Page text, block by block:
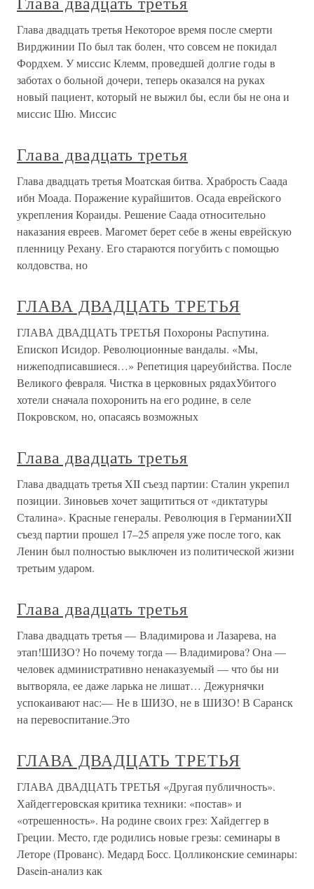
Глава двадцать третья Некоторое время после смерти
Вирджинии По был так болен, что совсем не покидал
Фордхем. У миссис Клемм, проведшей долгие годы в
заботах о больной дочери, теперь оказался на руках
новый пациент, который не выжил бы, если бы не она и
миссис Шю. Миссис
Глава двадцать третья
Глава двадцать третья Моатская битва. Храбрость Саада
ибн Моада. Поражение курайшитов. Осада еврейского
укрепления Кораиды. Решение Саада относительно
наказания евреев. Магомет берет себе в жены еврейскую
пленницу Рехану. Его стараются погубить с помощью
колдовства, но
ГЛАВА ДВАДЦАТЬ ТРЕТЬЯ
ГЛАВА ДВАДЦАТЬ ТРЕТЬЯ Похороны Распутина.
Епископ Исидор. Революционные вандалы. «Мы,
нижеподписавшиеся…» Репетиция цареубийства. После
Великого февраля. Чистка в церковных рядахУбитого
хотели сначала похоронить на его родине, в селе
Покровском, но, опасаясь возможных
Глава двадцать третья
Глава двадцать третья XII съезд партии: Сталин укрепил
позиции. Зиновьев хочет защититься от «диктатуры
Сталина». Красные генералы. Революция в ГерманииXII
съезд партии прошел 17–25 апреля уже после того, как
Ленин был полностью выключен из политической жизни
третьим ударом.
Глава двадцать третья
Глава двадцать третья — Владимирова и Лазарева, на
этап!ШИЗО? Но почему тогда — Владимирова? Она —
человек административно ненаказуемый — что бы ни
вытворяла, ее даже ларька не лишат… Дежурнячки
успокаивают нас:— Не в ШИЗО, не в ШИЗО! В Саранск
на перевоспитание.Это
ГЛАВА ДВАДЦАТЬ ТРЕТЬЯ
ГЛАВА ДВАДЦАТЬ ТРЕТЬЯ «Другая публичность».
Хайдеггеровская критика техники: «постав» и
«отрешенность». На родине своих грез: Хайдеггер в
Греции. Место, где родились новые грезы: семинары в
Леторе (Прованс). Медард Босс. Цолликонские семинары:
Dasein-анализ как